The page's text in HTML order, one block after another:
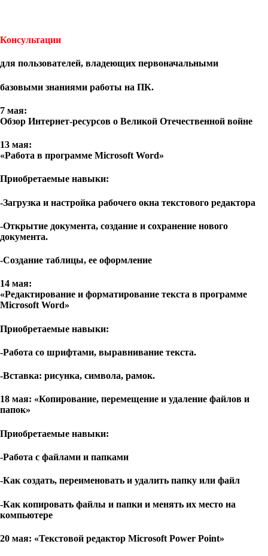
Консультации
для пользователей, владеющих первоначальными
базовыми знаниями работы на ПК.
7 мая:
Обзор Интернет-ресурсов о Великой Отечественной войне
13 мая:
«Работа в программе Microsoft Word»
Приобретаемые навыки:
-Загрузка и настройка рабочего окна текстового редактора
-Открытие документа, создание и сохранение нового
документа.
-Создание таблицы, ее оформление
14 мая:
«Редактирование и форматирование текста в программе
Microsoft Word»
Приобретаемые навыки:
-Работа со шрифтами, выравнивание текста.
-Вставка: рисунка, символа, рамок.
18 мая: «Копирование, перемещение и удаление файлов и
папок»
Приобретаемые навыки:
-Работа с файлами и папками
-Как создать, переименовать и удалить папку или файл
-Как копировать файлы и папки и менять их место на
компьютере
20 мая: «Текстовой редактор Microsoft Power Point»